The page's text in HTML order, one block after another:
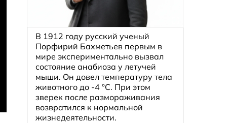
В 1912 году русский ученый
Порфирий Бахметьев первым в
мире экспериментально вызвал
состояние анабиоза у летучей
мыши. Он довел температуру тела
животного до -4 °C. При этом
зверек после размораживания
возвратился к нормальной
жизнедеятельности.